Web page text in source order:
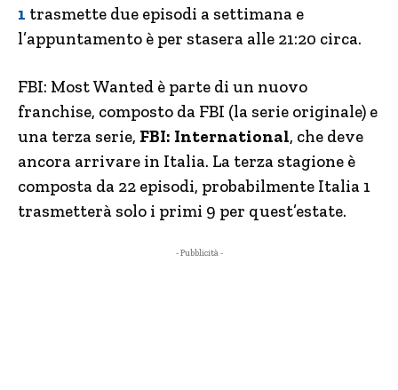
1 trasmette due episodi a settimana e
l’appuntamento è per stasera alle 21:20 circa.
FBI: Most Wanted è parte di un nuovo
franchise, composto da FBI (la serie originale) e
una terza serie, FBI: International, che deve
ancora arrivare in Italia. La terza stagione è
composta da 22 episodi, probabilmente Italia 1
trasmetterà solo i primi 9 per quest’estate.
- Pubblicità -